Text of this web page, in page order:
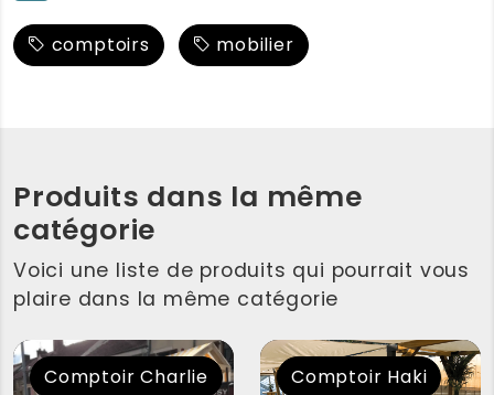
comptoirs mobilier
Produits dans la même
catégorie
Voici une liste de produits qui pourrait vous
plaire dans la même catégorie
Comptoir Charlie Comptoir Haki